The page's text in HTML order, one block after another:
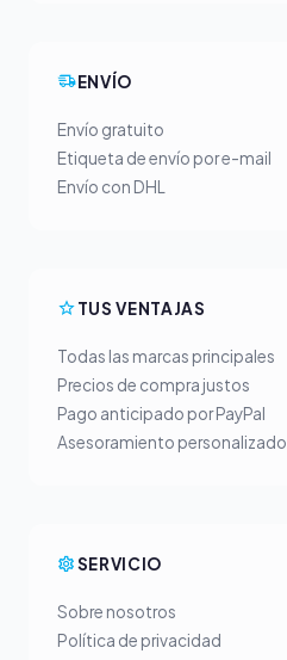
ENVÍO
Envío gratuito
Etiqueta de envío por e-mail
Envío con DHL
TUS VENTAJAS
Todas las marcas principales
Precios de compra justos
Pago anticipado por PayPal
Asesoramiento personalizado
SERVICIO
Sobre nosotros
Política de privacidad